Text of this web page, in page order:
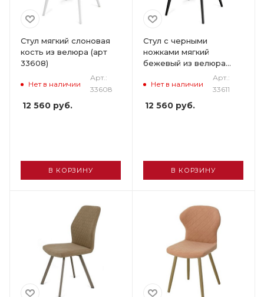
Стул мягкий слоновая
кость из велюра (арт
33608)
Нет в наличии
Арт.:
33608
12 560 руб.
В КОРЗИНУ
Стул с черными
ножками мягкий
бежевый из велюра
Нет в наличии
Арт.:
33611
12 560 руб.
В КОРЗИНУ